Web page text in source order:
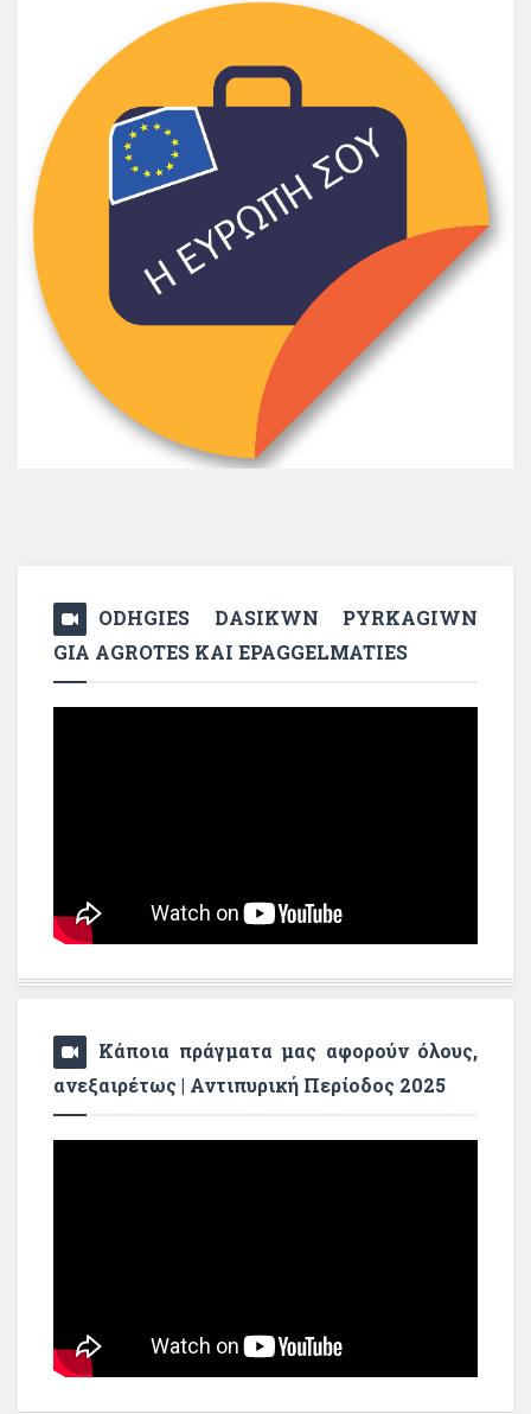
ODHGIES DASIKWN PYRKAGIWN
GIA AGROTES KAI EPAGGELMATIES
Κάποια πράγματα μας αφορούν όλους,
ανεξαιρέτως | Αντιπυρική Περίοδος 2025